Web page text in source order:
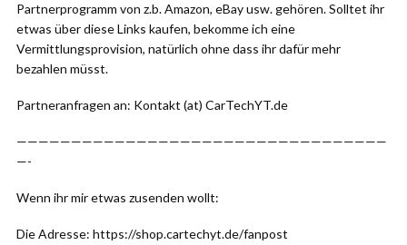
Partnerprogramm von z.b. Amazon, eBay usw. gehören. Solltet ihr
etwas über diese Links kaufen, bekomme ich eine
Vermittlungsprovision, natürlich ohne dass ihr dafür mehr
bezahlen müsst.
Partneranfragen an: Kontakt (at) CarTechYT.de
——————————————————————————————————
—-
Wenn ihr mir etwas zusenden wollt:
Die Adresse: https://shop.cartechyt.de/fanpost